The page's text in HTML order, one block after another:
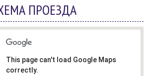
ПРОЕЗДА
This page can't load Google Maps
correctly.